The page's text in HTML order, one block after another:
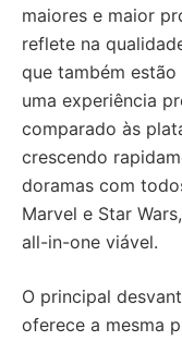
maiores e maior
reflete na
que também
uma experiência
comparado às
crescendo
doramas com
Marvel e Star
all-in-one viável.
O principal
oferece a mesma